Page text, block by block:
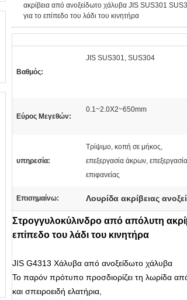
ακρίβεια από ανοξείδωτο χάλυβα JIS SUS301
για το επίπεδο του λάδι του κινητήρα
Βαθμός:
JIS SUS301, SUS304
Εύρος Μεγεθών:
0.1~2.0X2~650mm
υπηρεσία:
Τρίψιμο, κοπή σε μήκος,
επεξεργασία άκρων, επεξεργασία
επιφανείας
Επισημαίνω: Λουρίδα ακρίβειας
Στρογγυλοκύλινδρο από απόλυτη
επίπεδο του λάδι του κινητήρα
JIS G4313 Χάλυβα από ανοξείδωτο χάλυβα
Το παρόν πρότυπο προσδιορίζει τη λωρίδα
και σπειροειδή ελατήρια,